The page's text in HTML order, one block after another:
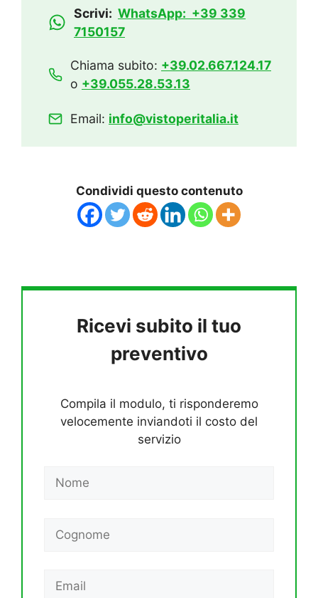
Scrivi: WhatsApp: +39 339
7150157
Chiama subito: +39.02.667.124.17
o +39.055.28.53.13
Email: info@vistoperitalia.it
Condividi questo contenuto
Ricevi subito il tuo
preventivo
Compila il modulo, ti risponderemo
velocemente inviandoti il costo del
servizio